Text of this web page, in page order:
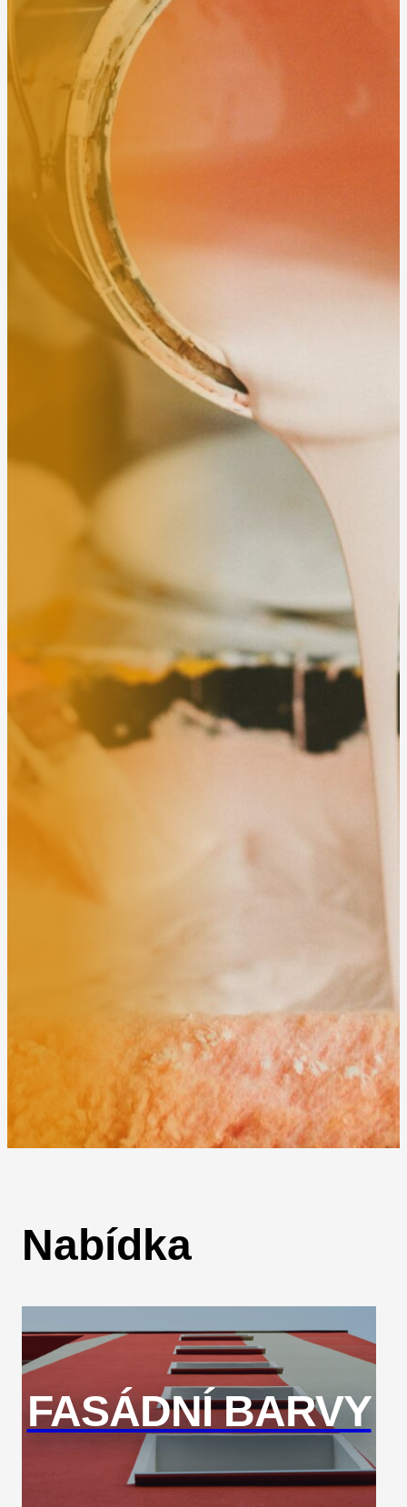
Nabídka
FASÁDNÍ BARVY